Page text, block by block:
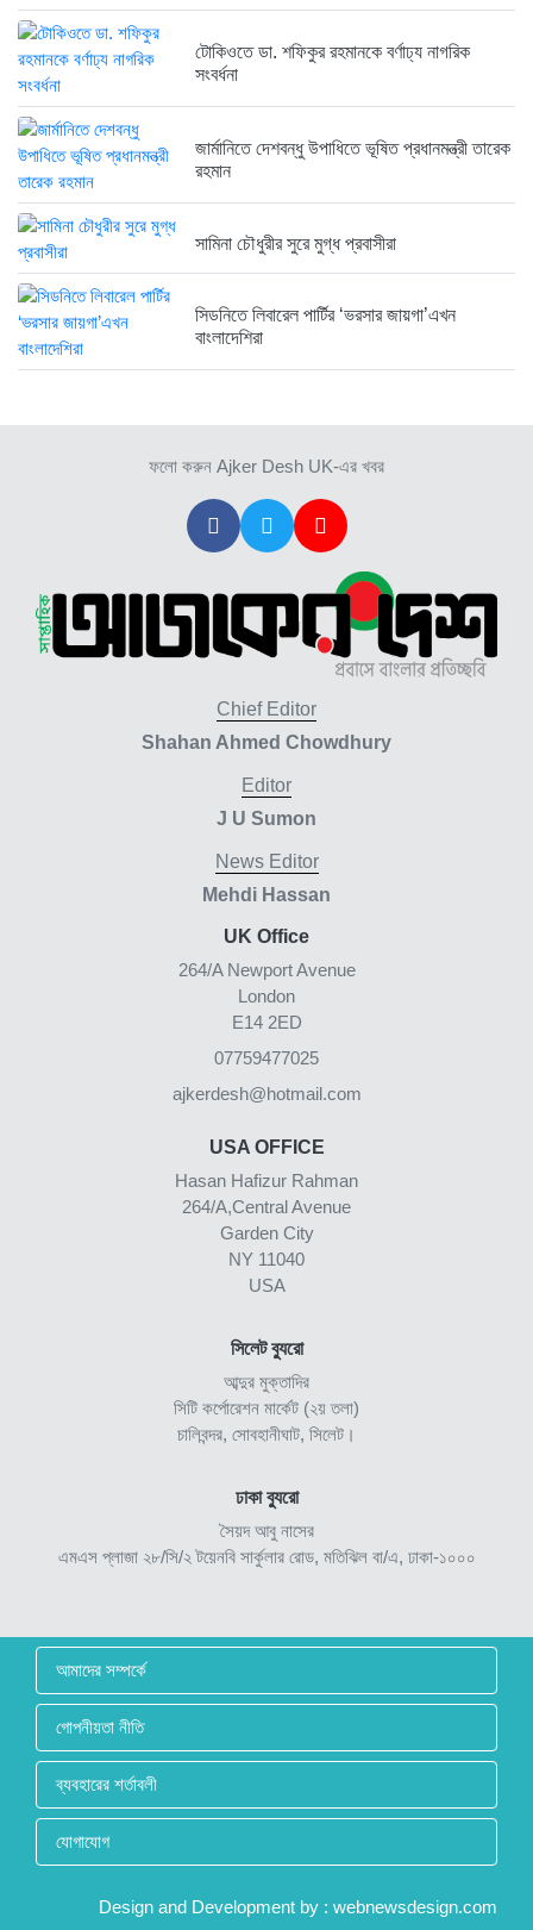
রাজনৈতিক লড়াইয়ে জিততে হলে সাংস্কৃতিক...
টোকিওতে ডা. শফিকুর রহমানকে বর্ণাঢ্য নাগরিক
সংবর্ধনা
জার্মানিতে দেশবন্ধু উপাধিতে ভূষিত প্রধানমন্ত্রী তারেক
রহমান
সামিনা চৌধুরীর সুরে মুগ্ধ প্রবাসীরা
সিডনিতে লিবারেল পার্টির ‘ভরসার জায়গা’এখন
বাংলাদেশিরা
ফলো করুন Ajker Desh UK-এর খবর
Chief Editor
Shahan Ahmed Chowdhury
Editor
J U Sumon
News Editor
Mehdi Hassan
UK Office
264/A Newport Avenue
London
E14 2ED
07759477025
ajkerdesh@hotmail.com
USA OFFICE
Hasan Hafizur Rahman
264/A,Central Avenue
Garden City
NY 11040
USA
সিলেট ব্যুরো
আব্দুর মুক্তাদির
সিটি কর্পোরেশন মার্কেট (২য় তলা)
চালিবন্দর, সোবহানীঘাট, সিলেট।
ঢাকা ব্যুরো
সৈয়দ আবু নাসের
এমএস প্লাজা ২৮/সি/২ টয়েনবি সার্কুলার রোড, মতিঝিল বা/এ, ঢাকা-১০০০
আমাদের সম্পর্কে
গোপনীয়তা নীতি
ব্যবহারের শর্তাবলী
যোগাযোগ
Design and Development by : webnewsdesign.com